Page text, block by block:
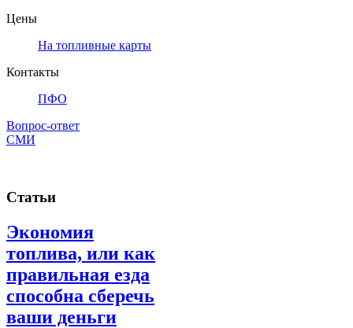
Цены
На топливные карты
Контакты
ПФО
Вопрос-ответ
СМИ
Статьи
Экономия
топлива, или как
правильная езда
способна сберечь
ваши деньги